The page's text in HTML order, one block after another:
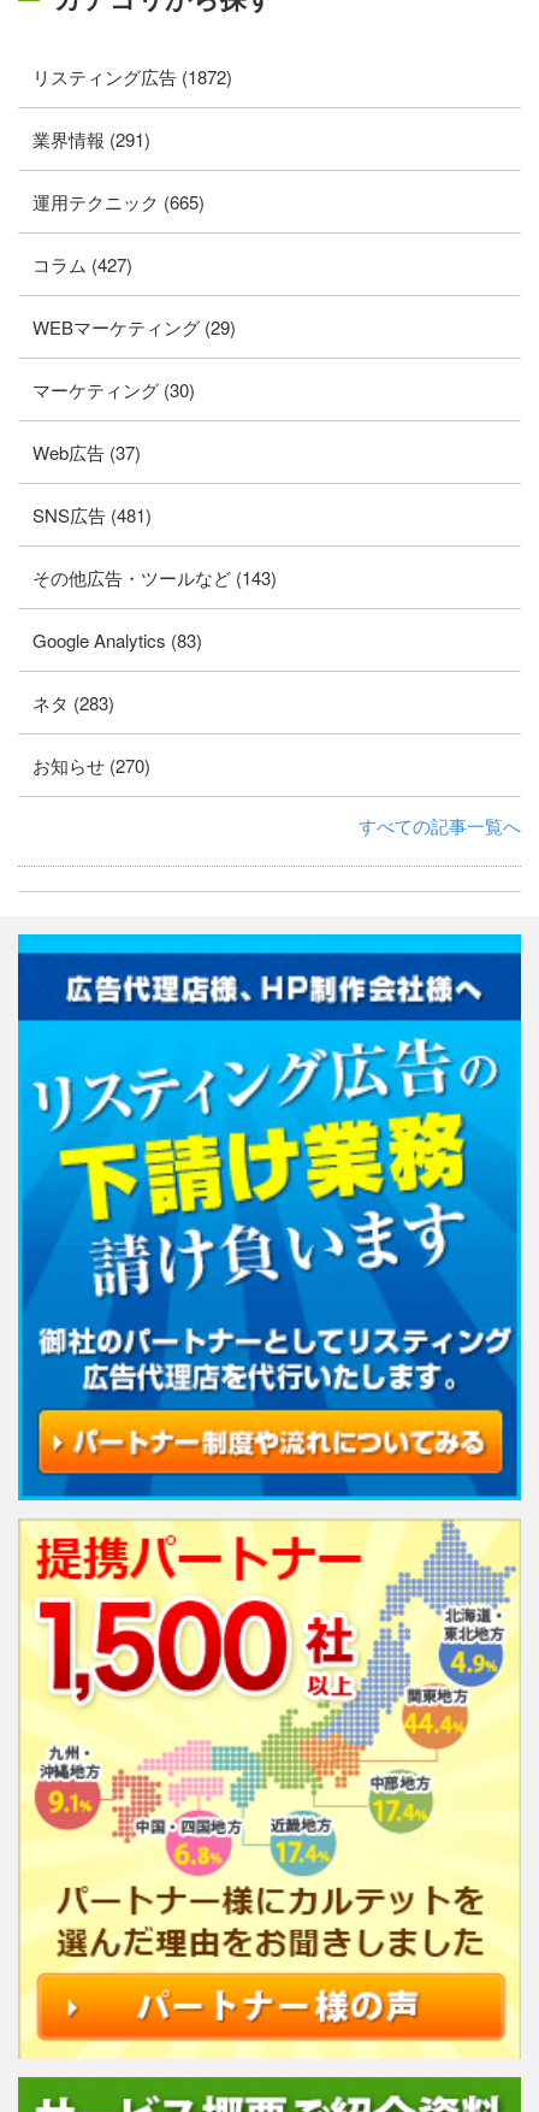
リスティング広告 (1872)
業界情報 (291)
運用テクニック (665)
コラム (427)
WEBマーケティング (29)
マーケティング (30)
Web広告 (37)
SNS広告 (481)
その他広告・ツールなど (143)
Google Analytics (83)
ネタ (283)
お知らせ (270)
すべての記事一覧へ